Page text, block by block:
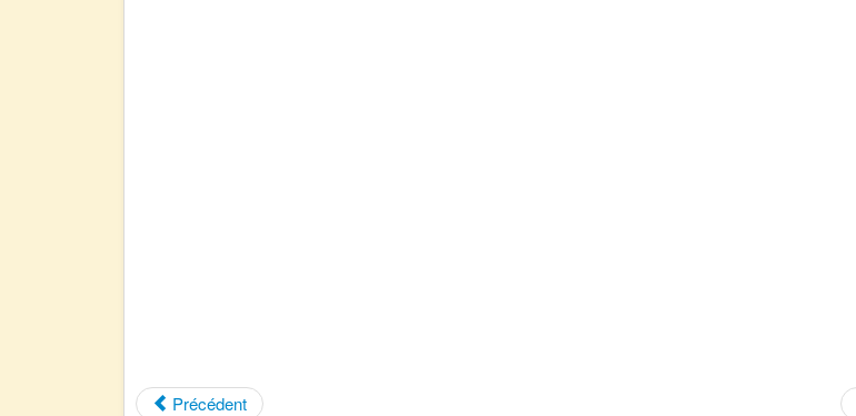
Précédent